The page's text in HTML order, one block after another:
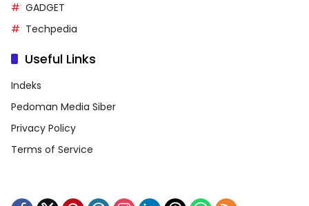
GADGET
Techpedia
Useful Links
Indeks
Pedoman Media Siber
Privacy Policy
Terms of Service